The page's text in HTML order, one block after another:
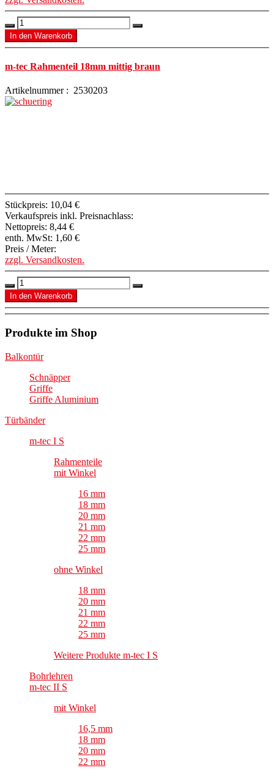
m-tec Rahmenteil 18mm mittig braun
Artikelnummer : 2530203
Stückpreis: 10,04 €
Verkaufspreis inkl. Preisnachlass:
Nettopreis: 8,44 €
enth. MwSt: 1,60 €
Preis / Meter:
zzgl. Versandkosten.
Produkte im Shop
Balkontür
Schnäpper
Griffe
Griffe Aluminium
Türbänder
m-tec I S
Rahmenteile
mit Winkel
16 mm
18 mm
20 mm
21 mm
22 mm
25 mm
ohne Winkel
18 mm
20 mm
21 mm
22 mm
25 mm
Weitere Produkte m-tec I S
Bohrlehren
m-tec II S
mit Winkel
16,5 mm
18 mm
20 mm
22 mm